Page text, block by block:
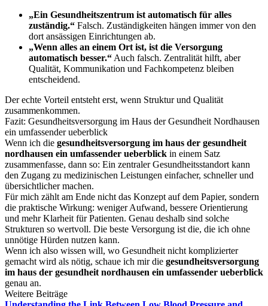
„Ein Gesundheitszentrum ist automatisch für alles
zuständig.“ Falsch. Zuständigkeiten hängen immer von den
dort ansässigen Einrichtungen ab.
„Wenn alles an einem Ort ist, ist die Versorgung
automatisch besser.“ Auch falsch. Zentralität hilft, aber
Qualität, Kommunikation und Fachkompetenz bleiben
entscheidend.
Der echte Vorteil entsteht erst, wenn Struktur und Qualität
zusammenkommen.
Fazit: Gesundheitsversorgung im Haus der Gesundheit Nordhausen
ein umfassender ueberblick
Wenn ich die gesundheitsversorgung im haus der gesundheit
nordhausen ein umfassender ueberblick in einem Satz
zusammenfasse, dann so: Ein zentraler Gesundheitsstandort kann
den Zugang zu medizinischen Leistungen einfacher, schneller und
übersichtlicher machen.
Für mich zählt am Ende nicht das Konzept auf dem Papier, sondern
die praktische Wirkung: weniger Aufwand, bessere Orientierung
und mehr Klarheit für Patienten. Genau deshalb sind solche
Strukturen so wertvoll. Die beste Versorgung ist die, die ich ohne
unnötige Hürden nutzen kann.
Wenn ich also wissen will, wo Gesundheit nicht komplizierter
gemacht wird als nötig, schaue ich mir die gesundheitsversorgung
im haus der gesundheit nordhausen ein umfassender ueberblick
genau an.
Weitere Beiträge